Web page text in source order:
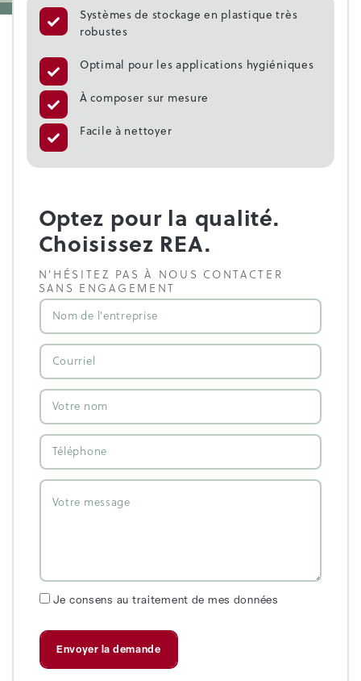
Optez pour la qualité.
Choisissez REA.
N'HÉSITEZ PAS À NOUS CONTACTER
SANS ENGAGEMENT
Je consens au traitement de mes données
Systèmes de stockage en plastique très
robustes
Optimal pour les applications hygiéniques
À composer sur mesure
Facile à nettoyer